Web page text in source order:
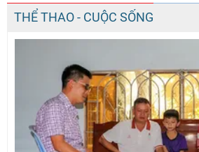
THỂ THAO - CUỘC SỐNG